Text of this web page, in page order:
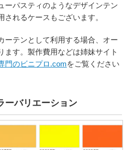
ーパスティのようなデザインテン
されるケースもございます。
ーテンとして利用する場合、オー
ます。製作費用などは姉妹サイト
門のビニプロ.comをご覧ください
ーバリエーション